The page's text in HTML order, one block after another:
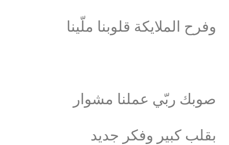
وفرح الملايكة قلوبنا ملّينا
صوبك ربّي عملنا مشوار
بقلب كبير وفكر جديد